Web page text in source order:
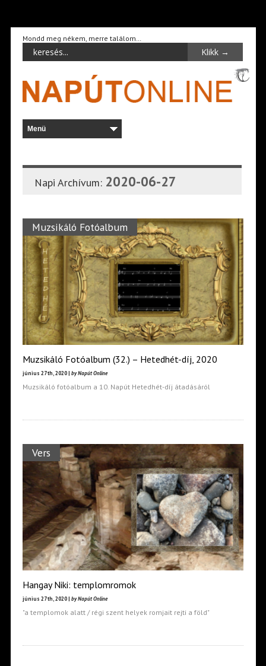
Mondd meg nékem, merre találom…
Napi Archívum: 2020-06-27
Muzsikáló Fotóalbum
Muzsikáló Fotóalbum (32.) – Hetedhét-díj, 2020
június 27th, 2020 | by Napút Online
Muzsikáló fotóalbum a 10. Napút Hetedhét-díj átadásáról
Vers
Hangay Niki: templomromok
június 27th, 2020 | by Napút Online
"a templomok alatt / régi szent helyek romjait rejti a föld"